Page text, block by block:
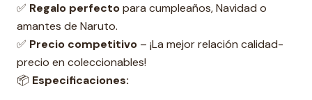
✅ Regalo perfectopara cumpleaños, Navidad o
amantes de Naruto.
✅ Precio competitivo – ¡La mejor relación calidad-
precio en coleccionables!
📦 Especificaciones: